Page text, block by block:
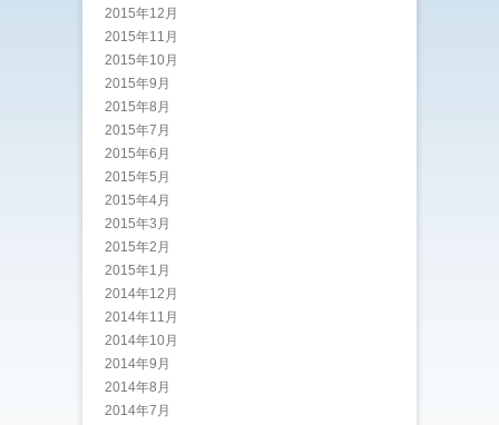
2015年12月
2015年11月
2015年10月
2015年9月
2015年8月
2015年7月
2015年6月
2015年5月
2015年4月
2015年3月
2015年2月
2015年1月
2014年12月
2014年11月
2014年10月
2014年9月
2014年8月
2014年7月